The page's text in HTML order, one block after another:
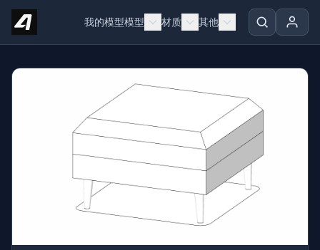
Skip to content
我的模型模型 材质 其他